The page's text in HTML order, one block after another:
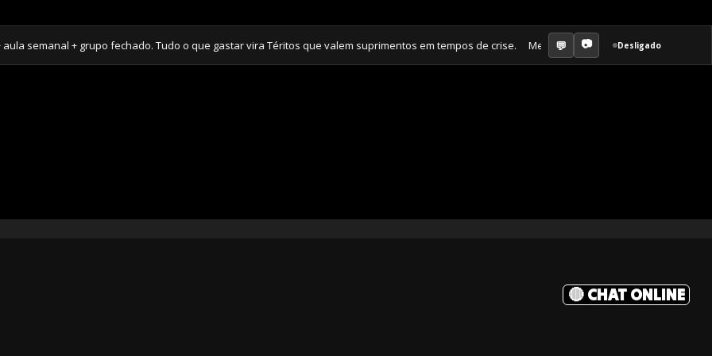
+ grupo fechado. Tudo o que gastar vira Téritos que valem suprimentos em tempos de crise. Membro Amor ganha jornal mensal +
Desligado
🔴 CHAT ONLINE